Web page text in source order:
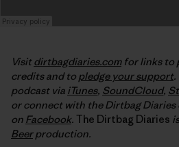
Visitdirtbagdiaries.comfor links to
credits and to pledge your support.
podcast via iTunes, SoundCloud,
or connect with the Dirtbag Diaries
on Facebook. The Dirtbag Diaries
Beerproduction.